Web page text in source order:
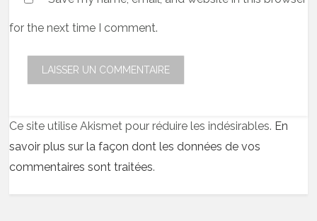
for the next time I comment.
Ce site utilise Akismet pour réduire les indésirables. En
savoir plus sur la façon dont les données de vos
commentaires sont traitées.